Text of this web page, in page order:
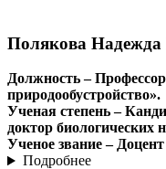
Полякова Надежда
Должность –
природообустройство».
Ученая степень –
доктор биологических
Ученое звание –
Подробнее